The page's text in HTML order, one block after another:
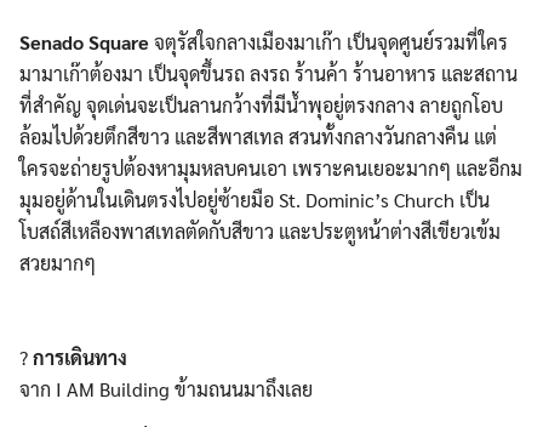
Senado Squareจตุรัสใจกลางเมืองมาเก๊า เป็นจุดศูนย์รวมที่ใคร
มามาเก๊าต้องมา เป็นจุดขึ้นรถ ลงรถ ร้านค้า ร้านอาหาร และสถาน
ที่สำคัญ จุดเด่นจะเป็นลานกว้างที่มีน้ำพุอยู่ตรงกลาง ลายถูกโอบ
ล้อมไปด้วยตึกสีขาว และสีพาสเทล สวนทั้งกลางวันกลางคืน แต่
ใครจะถ่ายรูปต้องหามุมหลบคนเอา เพราะคนเยอะมากๆ และอีกม
มุมอยู่ด้านในเดินตรงไปอยู่ซ้ายมือ St. Dominic’s Church เป็น
โบสถ์สีเหลืองพาสเทลตัดกับสีขาว และประตูหน้าต่างสีเขียวเข้ม
สวยมากๆ
?การเดินทาง
จาก I AM Building ข้ามถนนมาถึงเลย